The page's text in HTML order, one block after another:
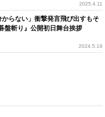
2025.4.11
らない」衝撃発言飛び出すもそ
盤斬り』公開初日舞台挨拶
2024.5.19